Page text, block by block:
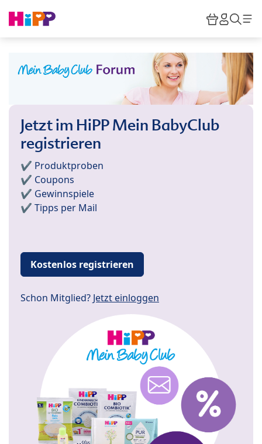
HiPP
Jetzt im HiPP Mein BabyClub
registrieren
✔️ Produktproben
✔️ Coupons
✔️ Gewinnspiele
✔️ Tipps per Mail
Kostenlos registrieren
Schon Mitglied? Jetzt einloggen